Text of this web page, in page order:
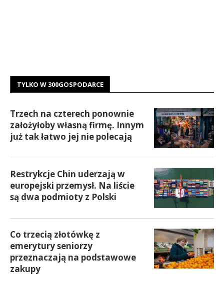
TYLKO W 300GOSPODARCE
Trzech na czterech ponownie
założyłoby własną firmę. Innym
już tak łatwo jej nie polecają
Restrykcje Chin uderzają w
europejski przemysł. Na liście
są dwa podmioty z Polski
Co trzecią złotówkę z
emerytury seniorzy
przeznaczają na podstawowe
zakupy